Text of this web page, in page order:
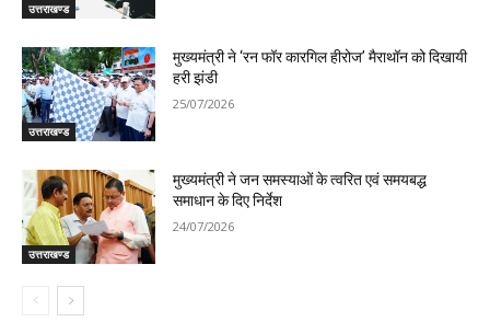
उत्तराखण्ड
उत्तराखण्ड
मुख्यमंत्री ने ‘रन फॉर कारगिल हीरोज’ मैराथॉन को दिखायी
हरी झंडी
25/07/2026
उत्तराखण्ड
मुख्यमंत्री ने जन समस्याओं के त्वरित एवं समयबद्ध
समाधान के दिए निर्देश
24/07/2026